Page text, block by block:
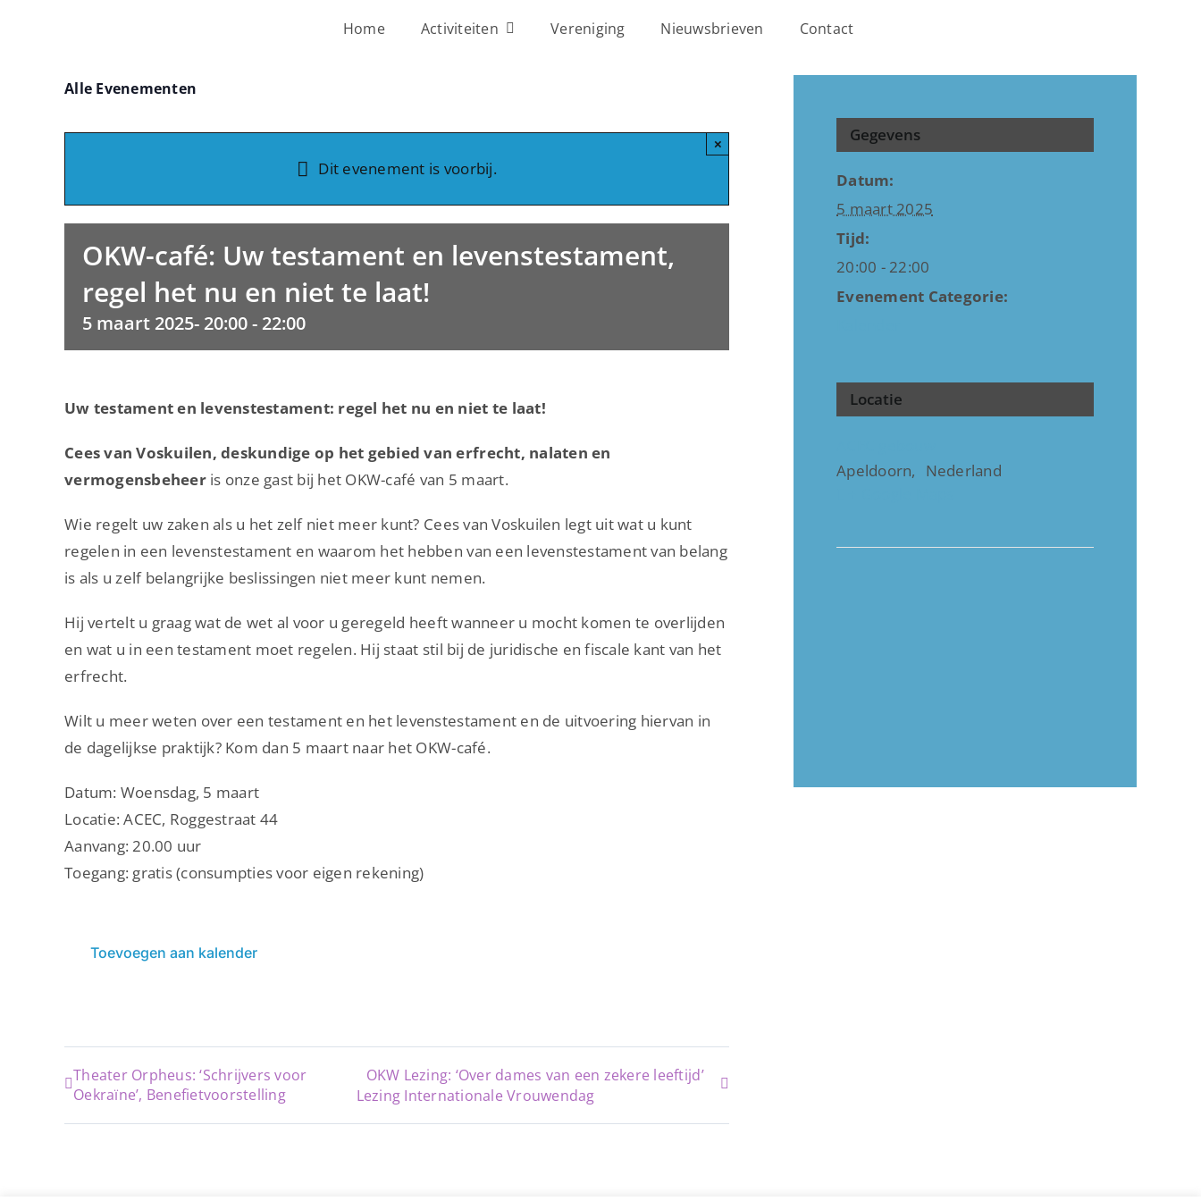
Home Activiteiten Vereniging Nieuwsbrieven Contact
Alle Evenementen
Dit evenement is voorbij.
×
OKW-café: Uw testament en levenstestament,
regel het nu en niet te laat!
5 maart 2025- 20:00- 22:00
Uw testament en levenstestament: regel het nu en niet te laat!
Cees van Voskuilen, deskundige op het gebied van erfrecht, nalaten en
vermogensbeheeris onze gast bij het OKW-café van 5 maart.
Wie regelt uw zaken als u het zelf niet meer kunt? Cees van Voskuilen legt uit wat u kunt
regelen in een levenstestament en waarom het hebben van een levenstestament van belang
is als u zelf belangrijke beslissingen niet meer kunt nemen.
Hij vertelt u graag wat de wet al voor u geregeld heeft wanneer u mocht komen te overlijden
en wat u in een testament moet regelen. Hij staat stil bij de juridische en fiscale kant van het
erfrecht.
Wilt u meer weten over een testament en het levenstestament en de uitvoering hiervan in
de dagelijkse praktijk? Kom dan 5 maart naar het OKW-café.
Datum: Woensdag, 5 maart
Locatie: ACEC, Roggestraat 44
Aanvang: 20.00 uur
Toegang: gratis (consumpties voor eigen rekening)
Toevoegen aan kalender
Theater Orpheus: ‘Schrijvers voor
Oekraïne’, Benefietvoorstelling
OKW Lezing: ‘Over dames van een zekere leeftijd’
Lezing Internationale Vrouwendag
Gegevens
Datum:
5 maart 2025
Tijd:
20:00 - 22:00
Evenement Categorie:
Locatie
Apeldoorn,
Nederland